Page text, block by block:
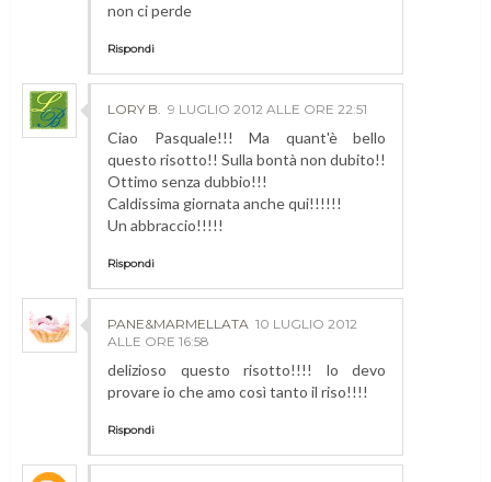
non ci perde
Rispondi
LORY B. 9 LUGLIO 2012 ALLE ORE 22:51
Ciao Pasquale!!! Ma quant'è bello
questo risotto!! Sulla bontà non dubito!!
Ottimo senza dubbio!!!
Caldissima giornata anche qui!!!!!!
Un abbraccio!!!!!
Rispondi
PANE&MARMELLATA 10 LUGLIO 2012
ALLE ORE 16:58
delizioso questo risotto!!!! lo devo
provare io che amo così tanto il riso!!!!
Rispondi